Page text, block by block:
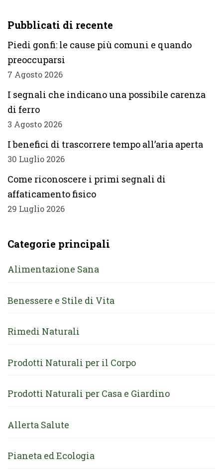
Pubblicati di recente
Piedi gonfi: le cause più comuni e quando
preoccuparsi
7 Agosto 2026
I segnali che indicano una possibile carenza
di ferro
3 Agosto 2026
I benefici di trascorrere tempo all’aria aperta
30 Luglio 2026
Come riconoscere i primi segnali di
affaticamento fisico
29 Luglio 2026
Categorie principali
Alimentazione Sana
Benessere e Stile di Vita
Rimedi Naturali
Prodotti Naturali per il Corpo
Prodotti Naturali per Casa e Giardino
Allerta Salute
Pianeta ed Ecologia